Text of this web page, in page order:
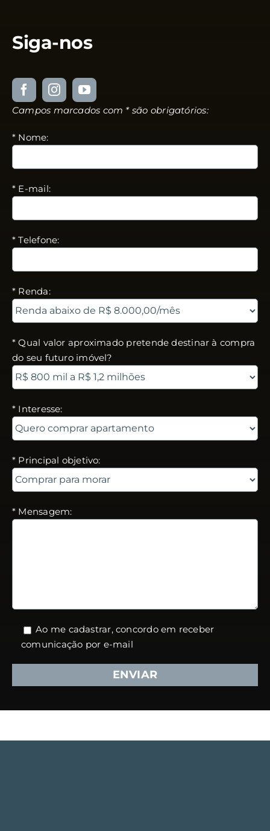
Siga-nos
Campos marcados com * são obrigatórios:
* Nome:
* E-mail:
* Telefone:
* Renda:
* Qual valor aproximado pretende destinar à compra
do seu futuro imóvel?
* Interesse:
* Principal objetivo:
* Mensagem:
Ao me cadastrar, concordo em receber
comunicação por e-mail